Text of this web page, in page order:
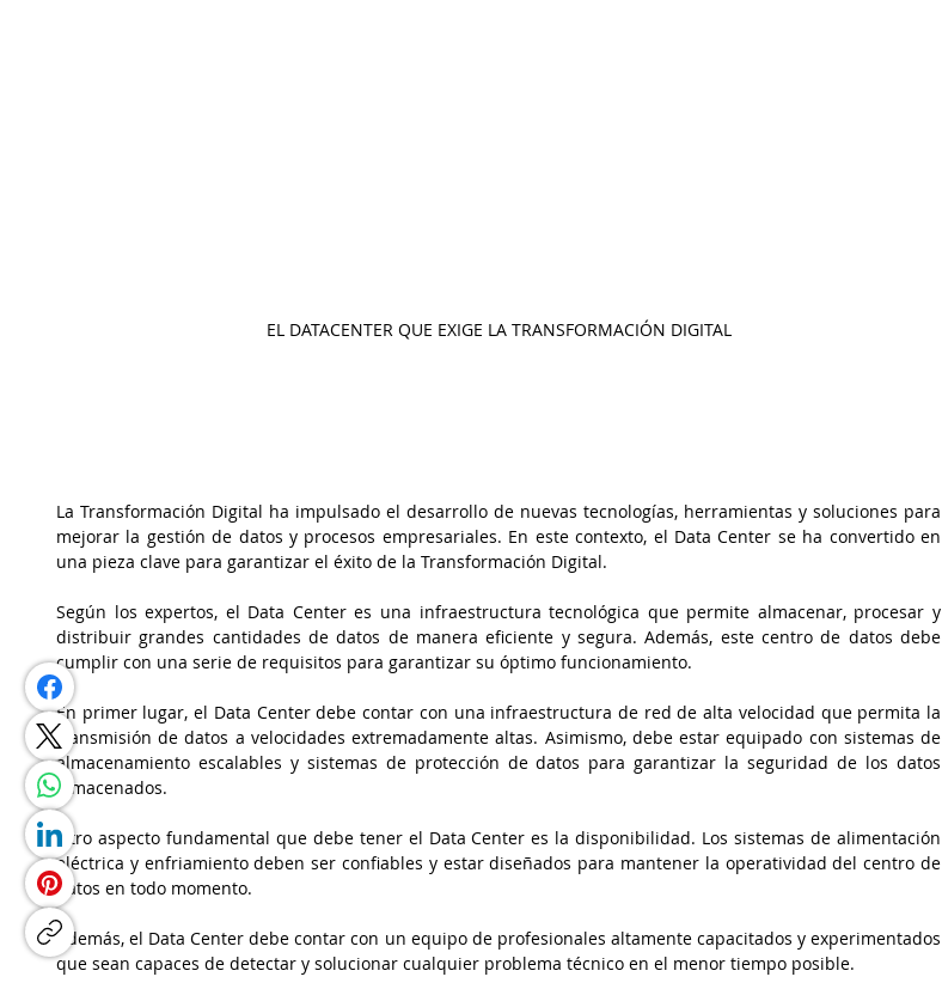
EL DATACENTER QUE EXIGE LA TRANSFORMACIÓN DIGITAL
La Transformación Digital ha impulsado el desarrollo de nuevas tecnologías, herramientas y soluciones para
mejorar la gestión de datos y procesos empresariales. En este contexto, el Data Center se ha convertido en
una pieza clave para garantizar el éxito de la Transformación Digital.
Según los expertos, el Data Center es una infraestructura tecnológica que permite almacenar, procesar y
distribuir grandes cantidades de datos de manera eficiente y segura. Además, este centro de datos debe
cumplir con una serie de requisitos para garantizar su óptimo funcionamiento.
En primer lugar, el Data Center debe contar con una infraestructura de red de alta velocidad que permita la
transmisión de datos a velocidades extremadamente altas. Asimismo, debe estar equipado con sistemas de
almacenamiento escalables y sistemas de protección de datos para garantizar la seguridad de los datos
almacenados.
Otro aspecto fundamental que debe tener el Data Center es la disponibilidad. Los sistemas de alimentación
eléctrica y enfriamiento deben ser confiables y estar diseñados para mantener la operatividad del centro de
datos en todo momento.
Además, el Data Center debe contar con un equipo de profesionales altamente capacitados y experimentados
que sean capaces de detectar y solucionar cualquier problema técnico en el menor tiempo posible.